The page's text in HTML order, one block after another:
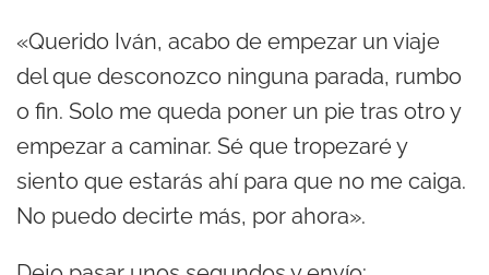
«Querido Iván, acabo de empezar un viaje
del que desconozco ninguna parada, rumbo
o fin. Solo me queda poner un pie tras otro y
empezar a caminar. Sé que tropezaré y
siento que estarás ahí para que no me caiga.
No puedo decirte más, por ahora».